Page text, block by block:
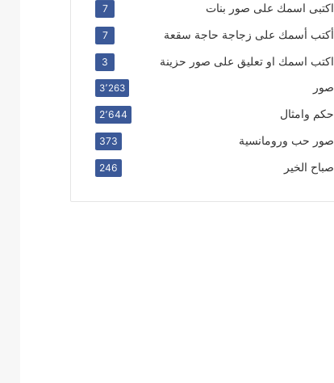
اكتبى اسمك على صور بنات 7
أكتب أسمك على زجاجة حاجة سقعة 7
اكتب اسمك او تعليق على صور حزينة 3
صور 3٬263
حكم وامثال 2٬644
صور حب ورومانسية 373
صباح الخير 246